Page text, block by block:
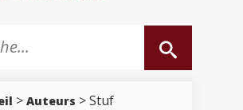
> Auteurs > Stuf